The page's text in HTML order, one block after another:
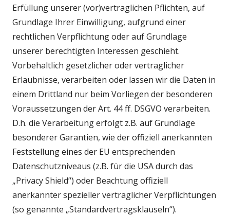
Erfüllung unserer (vor)vertraglichen Pflichten, auf
Grundlage Ihrer Einwilligung, aufgrund einer
rechtlichen Verpflichtung oder auf Grundlage
unserer berechtigten Interessen geschieht.
Vorbehaltlich gesetzlicher oder vertraglicher
Erlaubnisse, verarbeiten oder lassen wir die Daten in
einem Drittland nur beim Vorliegen der besonderen
Voraussetzungen der Art. 44 ff. DSGVO verarbeiten.
D.h. die Verarbeitung erfolgt z.B. auf Grundlage
besonderer Garantien, wie der offiziell anerkannten
Feststellung eines der EU entsprechenden
Datenschutzniveaus (z.B. für die USA durch das
„Privacy Shield“) oder Beachtung offiziell
anerkannter spezieller vertraglicher Verpflichtungen
(so genannte „Standardvertragsklauseln“).